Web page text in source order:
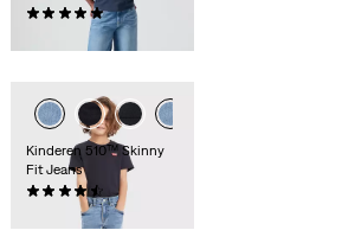
(5)
Kinderen 510™ Skinny
Fit Jeans
(31)